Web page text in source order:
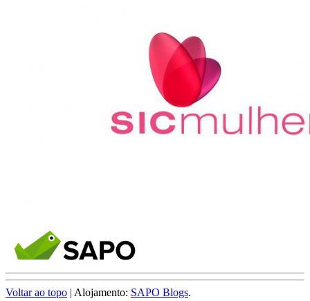
Voltar ao topo | Alojamento: SAPO Blogs.